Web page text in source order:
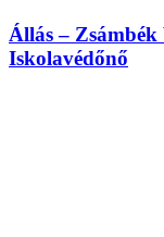
Állás –
Iskolavédőnő